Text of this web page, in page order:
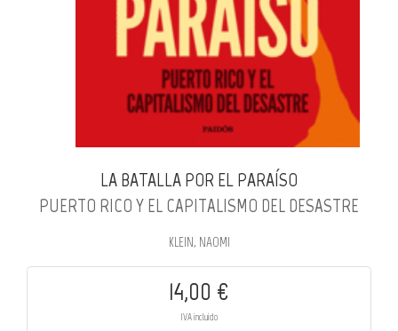
LA BATALLA POR EL PARAÍSO
PUERTO RICO Y EL CAPITALISMO DEL DESASTRE
KLEIN, NAOMI
14,00 €
IVA incluido